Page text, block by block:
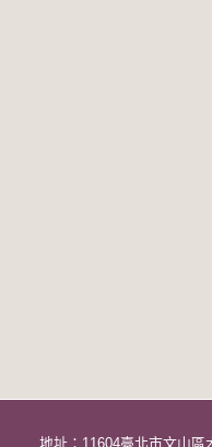
地址：11604臺北市文山區